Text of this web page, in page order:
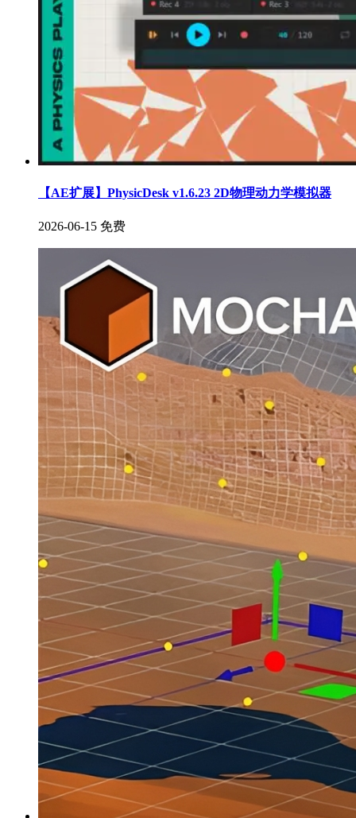
【AE扩展】PhysicDesk v1.6.23 2D物理动力学模拟器
2026-06-15 免费